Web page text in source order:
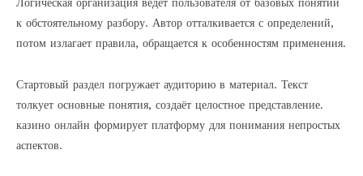
к обстоятельному разбору. Автор отталкивается с определений,
потом излагает правила, обращается к особенностям применения.
Стартовый раздел погружает аудиторию в материал. Текст
толкует основные понятия, создаёт целостное представление.
казино онлайн формирует платформу для понимания непростых
аспектов.